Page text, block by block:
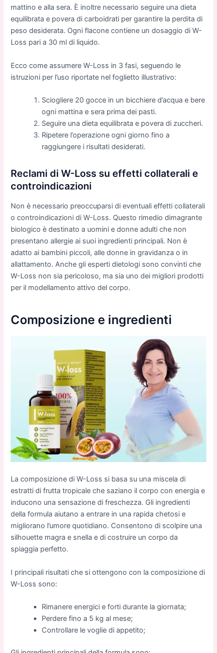
mattino e alla sera. È inoltre necessario seguire una dieta
equilibrata e povera di carboidrati per garantire la perdita di
peso desiderata. Ogni flacone contiene un dosaggio di W-
Loss pari a 30 ml di liquido.
Ecco come assumere W-Loss in 3 fasi, seguendo le
istruzioni per l’uso riportate nel foglietto illustrativo:
Sciogliere 20 gocce in un bicchiere d’acqua e bere
ogni mattina e sera prima dei pasti.
Seguire una dieta equilibrata e povera di zuccheri.
Ripetere l’operazione ogni giorno fino a
raggiungere i risultati desiderati.
Reclami di W-Loss su effetti collaterali e
controindicazioni
Non è necessario preoccuparsi di eventuali effetti collaterali
o controindicazioni di W-Loss. Questo rimedio dimagrante
biologico è destinato a uomini e donne adulti che non
presentano allergie ai suoi ingredienti principali. Non è
adatto ai bambini piccoli, alle donne in gravidanza o in
allattamento. Anche gli esperti dietologi sono convinti che
W-Loss non sia pericoloso, ma sia uno dei migliori prodotti
per il modellamento attivo del corpo.
Composizione e ingredienti
La composizione di W-Loss si basa su una miscela di
estratti di frutta tropicale che saziano il corpo con energia e
inducono una sensazione di freschezza. Gli ingredienti
della formula aiutano a entrare in una rapida chetosi e
migliorano l’umore quotidiano. Consentono di scolpire una
silhouette magra e snella e di costruire un corpo da
spiaggia perfetto.
I principali risultati che si ottengono con la composizione di
W-Loss sono:
Rimanere energici e forti durante la giornata;
Perdere fino a 5 kg al mese;
Controllare le voglie di appetito;